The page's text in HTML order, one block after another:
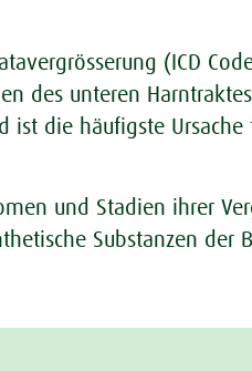
(ICD
des unteren
ist die häufigste Ursache
und Stadien ihrer
Substanzen der